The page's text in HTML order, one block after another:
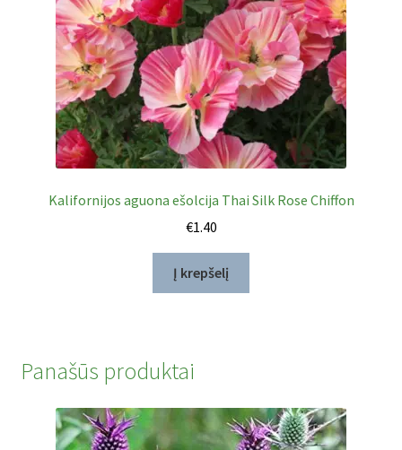
Kalifornijos aguona ešolcija Thai Silk Rose Chiffon
€1.40
Į krepšelį
Panašūs produktai